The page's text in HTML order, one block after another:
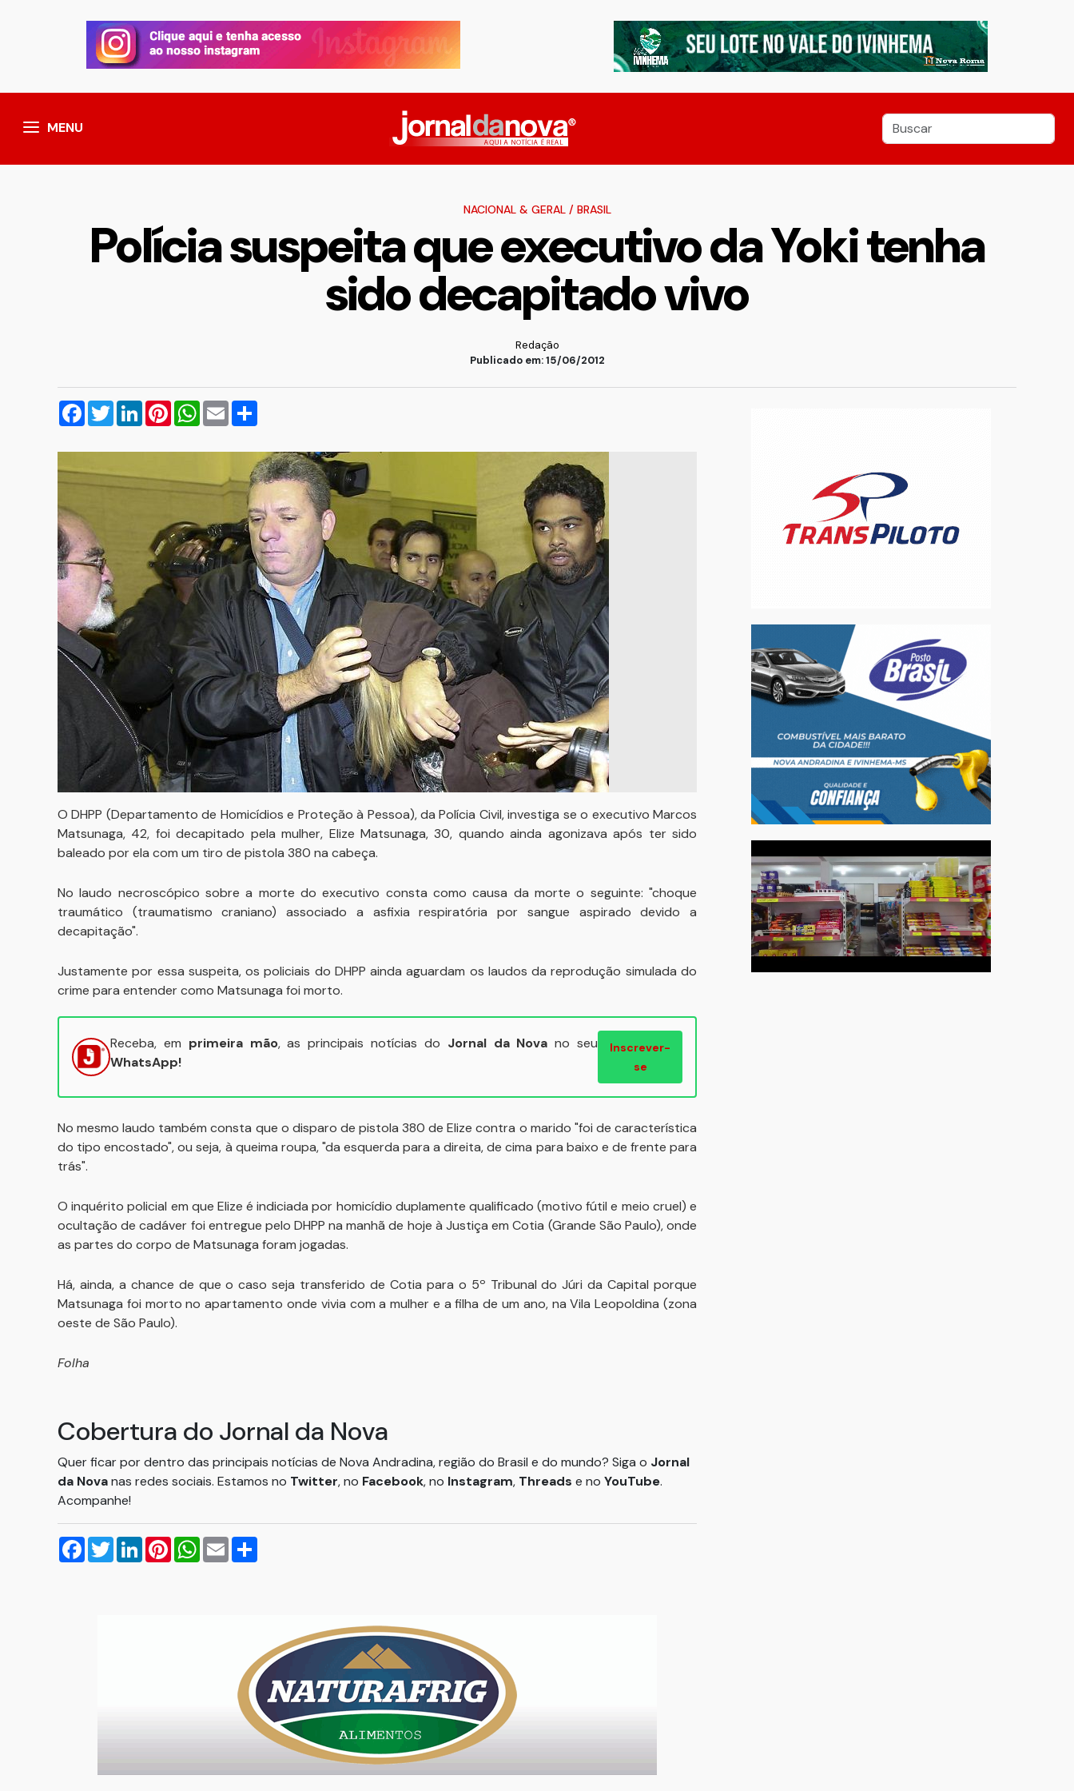
MENU
NACIONAL & GERAL/ BRASIL
Polícia suspeita que executivo da Yoki tenha
sido decapitado vivo
Redação
Publicado em: 15/06/2012
Facebook
TwitterLinkedInPinterestWhatsApp
Email
O DHPP (Departamento de Homicídios e Proteção à Pessoa), da Polícia Civil, investiga se o executivo Marcos
Matsunaga, 42, foi decapitado pela mulher, Elize Matsunaga, 30, quando ainda agonizava após ter sido
baleado por ela com um tiro de pistola 380 na cabeça.
No laudo necroscópico sobre a morte do executivo consta como causa da morte o seguinte: "choque
traumático (traumatismo craniano) associado a asfixia respiratória por sangue aspirado devido a
decapitação".
Justamente por essa suspeita, os policiais do DHPP ainda aguardam os laudos da reprodução simulada do
crime para entender como Matsunaga foi morto.
Receba, em primeira mão, as principais notícias do Jornal da Nova no seu
WhatsApp!
Inscrever-
se
No mesmo laudo também consta que o disparo de pistola 380 de Elize contra o marido "foi de característica
do tipo encostado", ou seja, à queima roupa, "da esquerda para a direita, de cima para baixo e de frente para
trás".
O inquérito policial em que Elize é indiciada por homicídio duplamente qualificado (motivo fútil e meio cruel) e
ocultação de cadáver foi entregue pelo DHPP na manhã de hoje à Justiça em Cotia (Grande São Paulo), onde
as partes do corpo de Matsunaga foram jogadas.
Há, ainda, a chance de que o caso seja transferido de Cotia para o 5º Tribunal do Júri da Capital porque
Matsunaga foi morto no apartamento onde vivia com a mulher e a filha de um ano, na Vila Leopoldina (zona
oeste de São Paulo).
Folha
Cobertura do Jornal da Nova
Quer ficar por dentro das principais notícias de Nova Andradina, região do Brasil e do mundo? Siga o Jornal
da Novanas redes sociais. Estamos no Twitter, no Facebook, no Instagram, Threads e no YouTube.
Acompanhe!
Facebook
TwitterLinkedInPinterestWhatsApp
Email